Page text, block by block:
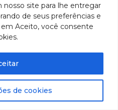
site para lhe entregar
de seus preferências e
Aceito, você consente
de cookies
0001-59